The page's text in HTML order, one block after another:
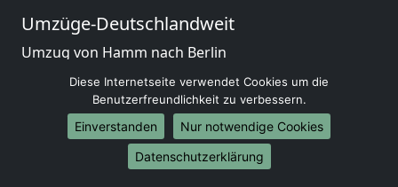
Umzüge-Deutschlandweit
Umzug von Hamm nach Berlin
Umzug von Hamm nach Hamburg
Umzug von Hamm nach München
Umzug von Hamm nach Köln
Umzug von Hamm nach Frankfurt am Main
Umzug von Hamm nach Stuttgart
Diese Internetseite verwendet Cookies um die
Benutzerfreundlichkeit zu verbessern.
Einverstanden
Nur notwendige Cookies
Datenschutzerklärung